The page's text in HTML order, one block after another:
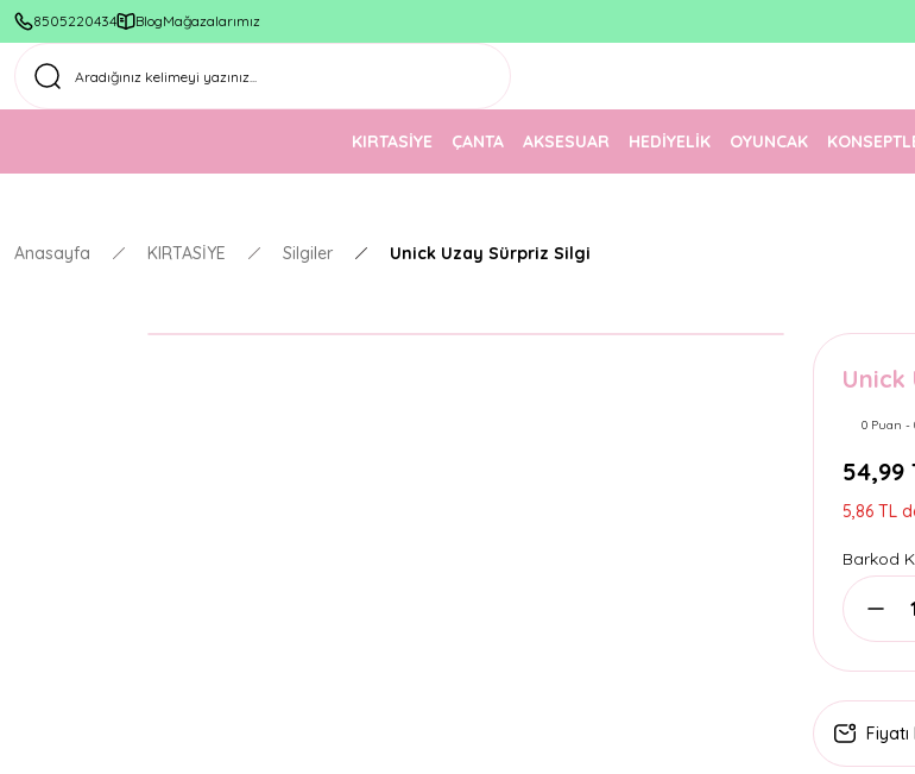
8505220434 BlogMağazalarımız
1500 TL Üzeri Ücretsiz Kargo
KIRTASİYE ÇANTA AKSESUAR HEDİYELİK OYUNCAK
Anasayfa KIRTASİYE Silgiler Unick Uzay Sürpriz Silgi
Unick
0 Puan -
54,99
5,86 TL
Barkod